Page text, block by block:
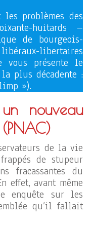
problèmes des
huitards –
de bourgeois-
libertaires
présente le
plus décadente :
»).
nouveau
(PNAC)
de la vie
de stupeur
fracassantes du
effet, avant même
enquête sur les
qu’il fallait